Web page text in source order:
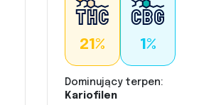
21% 1%
Dominujący terpen:
Kariofilen